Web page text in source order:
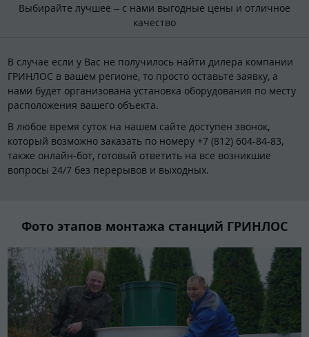
Выбирайте лучшее – с нами выгодные цены и отличное
качество
В случае если у Вас не получилось найти дилера компании
ГРИНЛОС в вашем регионе, то просто оставьте заявку, а
нами будет организована установка оборудования по месту
расположения вашего объекта.
В любое время суток на нашем сайте доступен звонок,
который возможно заказать по номеру +7 (812) 604-84-83,
также онлайн-бот, готовый ответить на все возникшие
вопросы 24/7 без перерывов и выходных.
Фото этапов монтажа станций ГРИНЛОС